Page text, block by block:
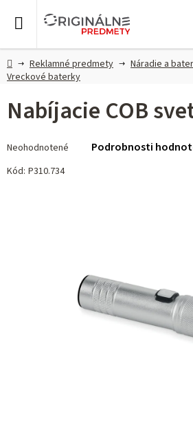
DomovReklamné predmety Náradie a
Vreckové baterky
Nabíjacie COB
hodnotenie
produktu
Neohodnotené Podrobnosti
Kód: P310.734